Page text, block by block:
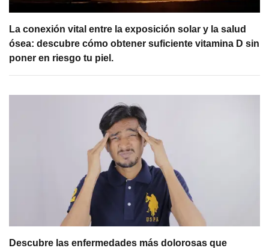
La conexión vital entre la exposición solar y la salud
ósea: descubre cómo obtener suficiente vitamina D sin
poner en riesgo tu piel.
Descubre las enfermedades más dolorosas que